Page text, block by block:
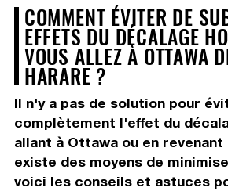
COMMENT ÉVITER DE
EFFETS DU DÉCALAGE
VOUS ALLEZ À OTTAWA
HARARE ?
Il n'y a pas de solution pour
complètement l'effet du
allant à Ottawa ou en revenant
existe des moyens de
voici les conseils et astuces